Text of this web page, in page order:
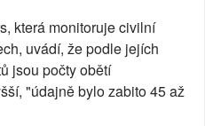
která monitoruje civilní
uvádí, že podle jejích
jsou počty obětí
"údajně bylo zabito 45 až